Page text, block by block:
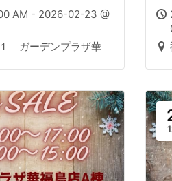
AM - 2026-02-23 @
ガーデンプラザ華